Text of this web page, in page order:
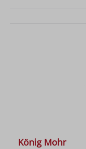
König Mohr